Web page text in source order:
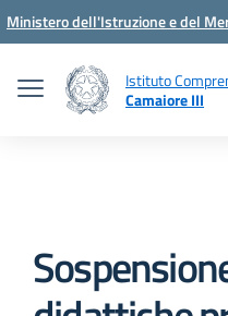
Vai ai contenuti
Vai al menu di navigazione
Vai al footer
Ministero dell'Istruzione e del
Istituto
Camaiore III